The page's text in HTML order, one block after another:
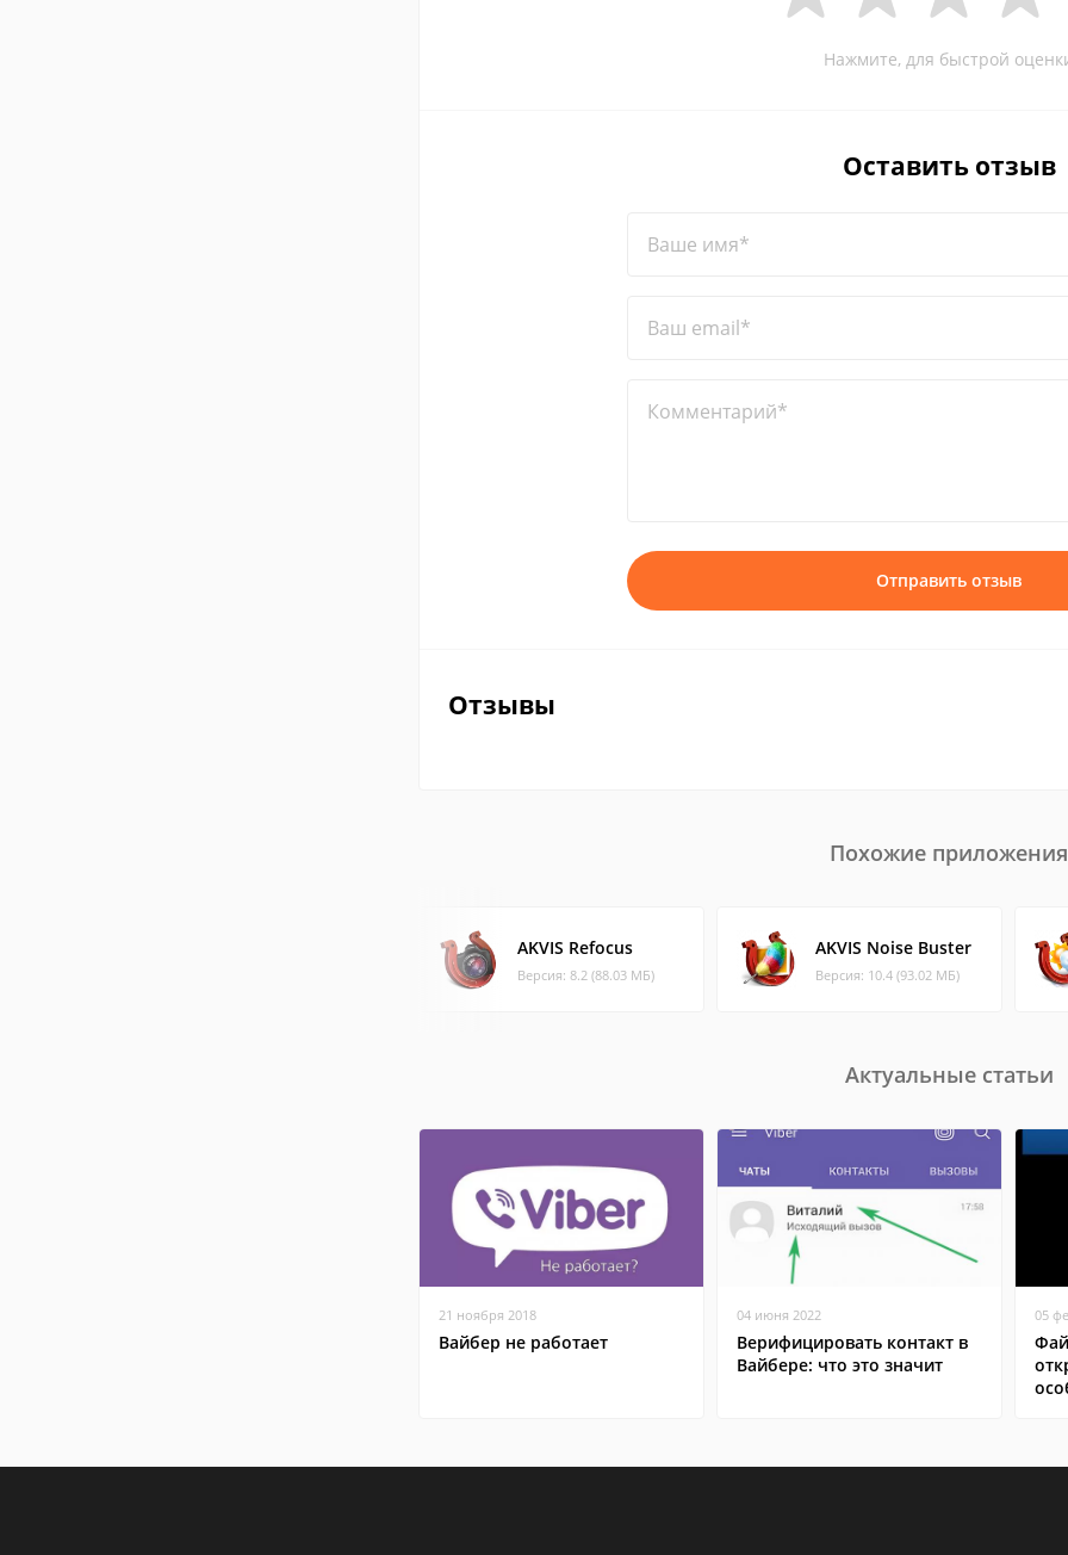
Нажмите, для быстрой
Оставить отзыв
Ваше имя*
Ваш email*
Комментарий*
Отправить отзыв
Отзывы
Похожие приложения
AKVIS Refocus
Версия: 8.2 (88.03 МБ)
AKVIS Noise Buster
Версия: 10.4 (93.02 МБ)
Актуальные статьи
21 ноября 2018
Вайбер не работает
04 июня 2022
Верифицировать контакт в
Вайбере: что это значит
05